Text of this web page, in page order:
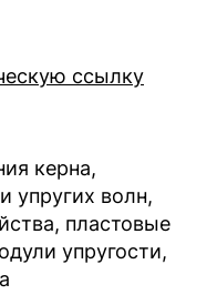
ссылку
керна,
упругих волн,
пластовые
упругости,